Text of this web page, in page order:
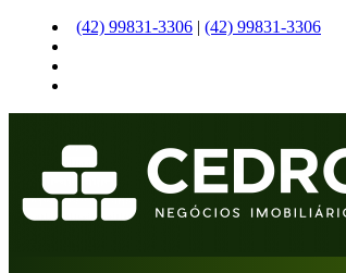
(42) 99831-3306 | (42) 99831-3306